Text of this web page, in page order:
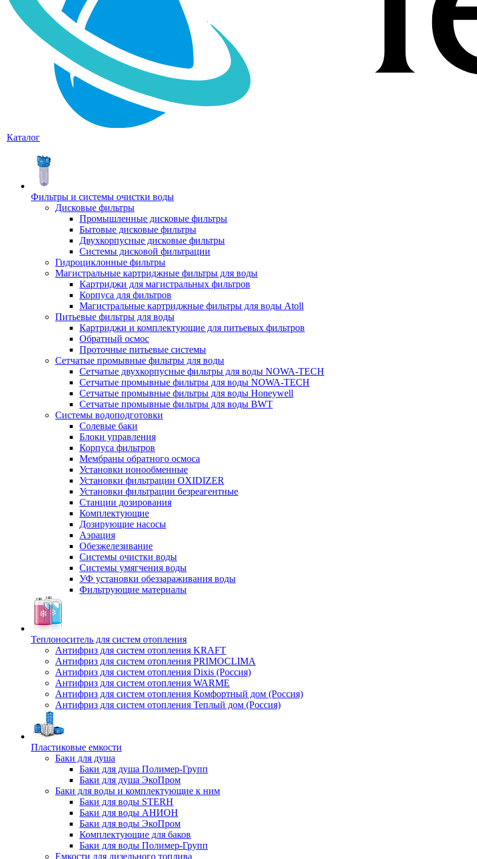
Каталог
Фильтры и системы очистки воды
Дисковые фильтры
Промышленные дисковые фильтры
Бытовые дисковые фильтры
Двухкорпусные дисковые фильтры
Системы дисковой фильтрации
Гидроциклонные фильтры
Магистральные картриджные фильтры для воды
Картриджи для магистральных фильтров
Корпуса для фильтров
Магистральные картриджные фильтры для воды Atoll
Питьевые фильтры для воды
Картриджи и комплектующие для питьевых фильтров
Обратный осмос
Проточные питьевые системы
Сетчатые промывные фильтры для воды
Сетчатые двухкорпусные фильтры для воды NOWA-TECH
Сетчатые промывные фильтры для воды NOWA-TECH
Сетчатые промывные фильтры для воды Honeywell
Сетчатые промывные фильтры для воды BWT
Системы водоподготовки
Солевые баки
Блоки управления
Корпуса фильтров
Мембраны обратного осмоса
Установки ионообменные
Установки фильтрации OXIDIZER
Установки фильтрации безреагентные
Станции дозирования
Комплектующие
Дозирующие насосы
Аэрация
Обезжелезивание
Системы очистки воды
Системы умягчения воды
УФ установки обеззараживания воды
Фильтрующие материалы
Теплоноситель для систем отопления
Антифриз для систем отопления KRAFT
Антифриз для систем отопления PRIMOCLIMA
Антифриз для систем отопления Dixis (Россия)
Антифриз для систем отопления WARME
Антифриз для систем отопления Комфортный дом (Россия)
Антифриз для систем отопления Теплый дом (Россия)
Пластиковые емкости
Баки для душа
Баки для душа Полимер-Групп
Баки для душа ЭкоПром
Баки для воды и комплектующие к ним
Баки для воды STERH
Баки для воды АНИОН
Баки для воды ЭкоПром
Комплектующие для баков
Баки для воды Полимер-Групп
Емкости для дизельного топлива